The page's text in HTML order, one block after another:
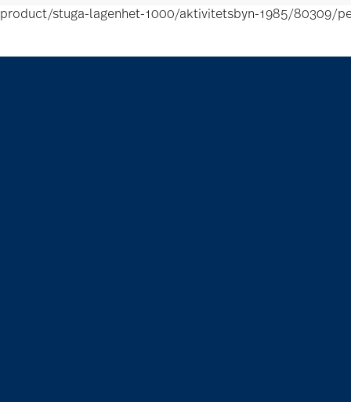
product/stuga-lagenhet-1000/aktivitetsbyn-1985/80309/